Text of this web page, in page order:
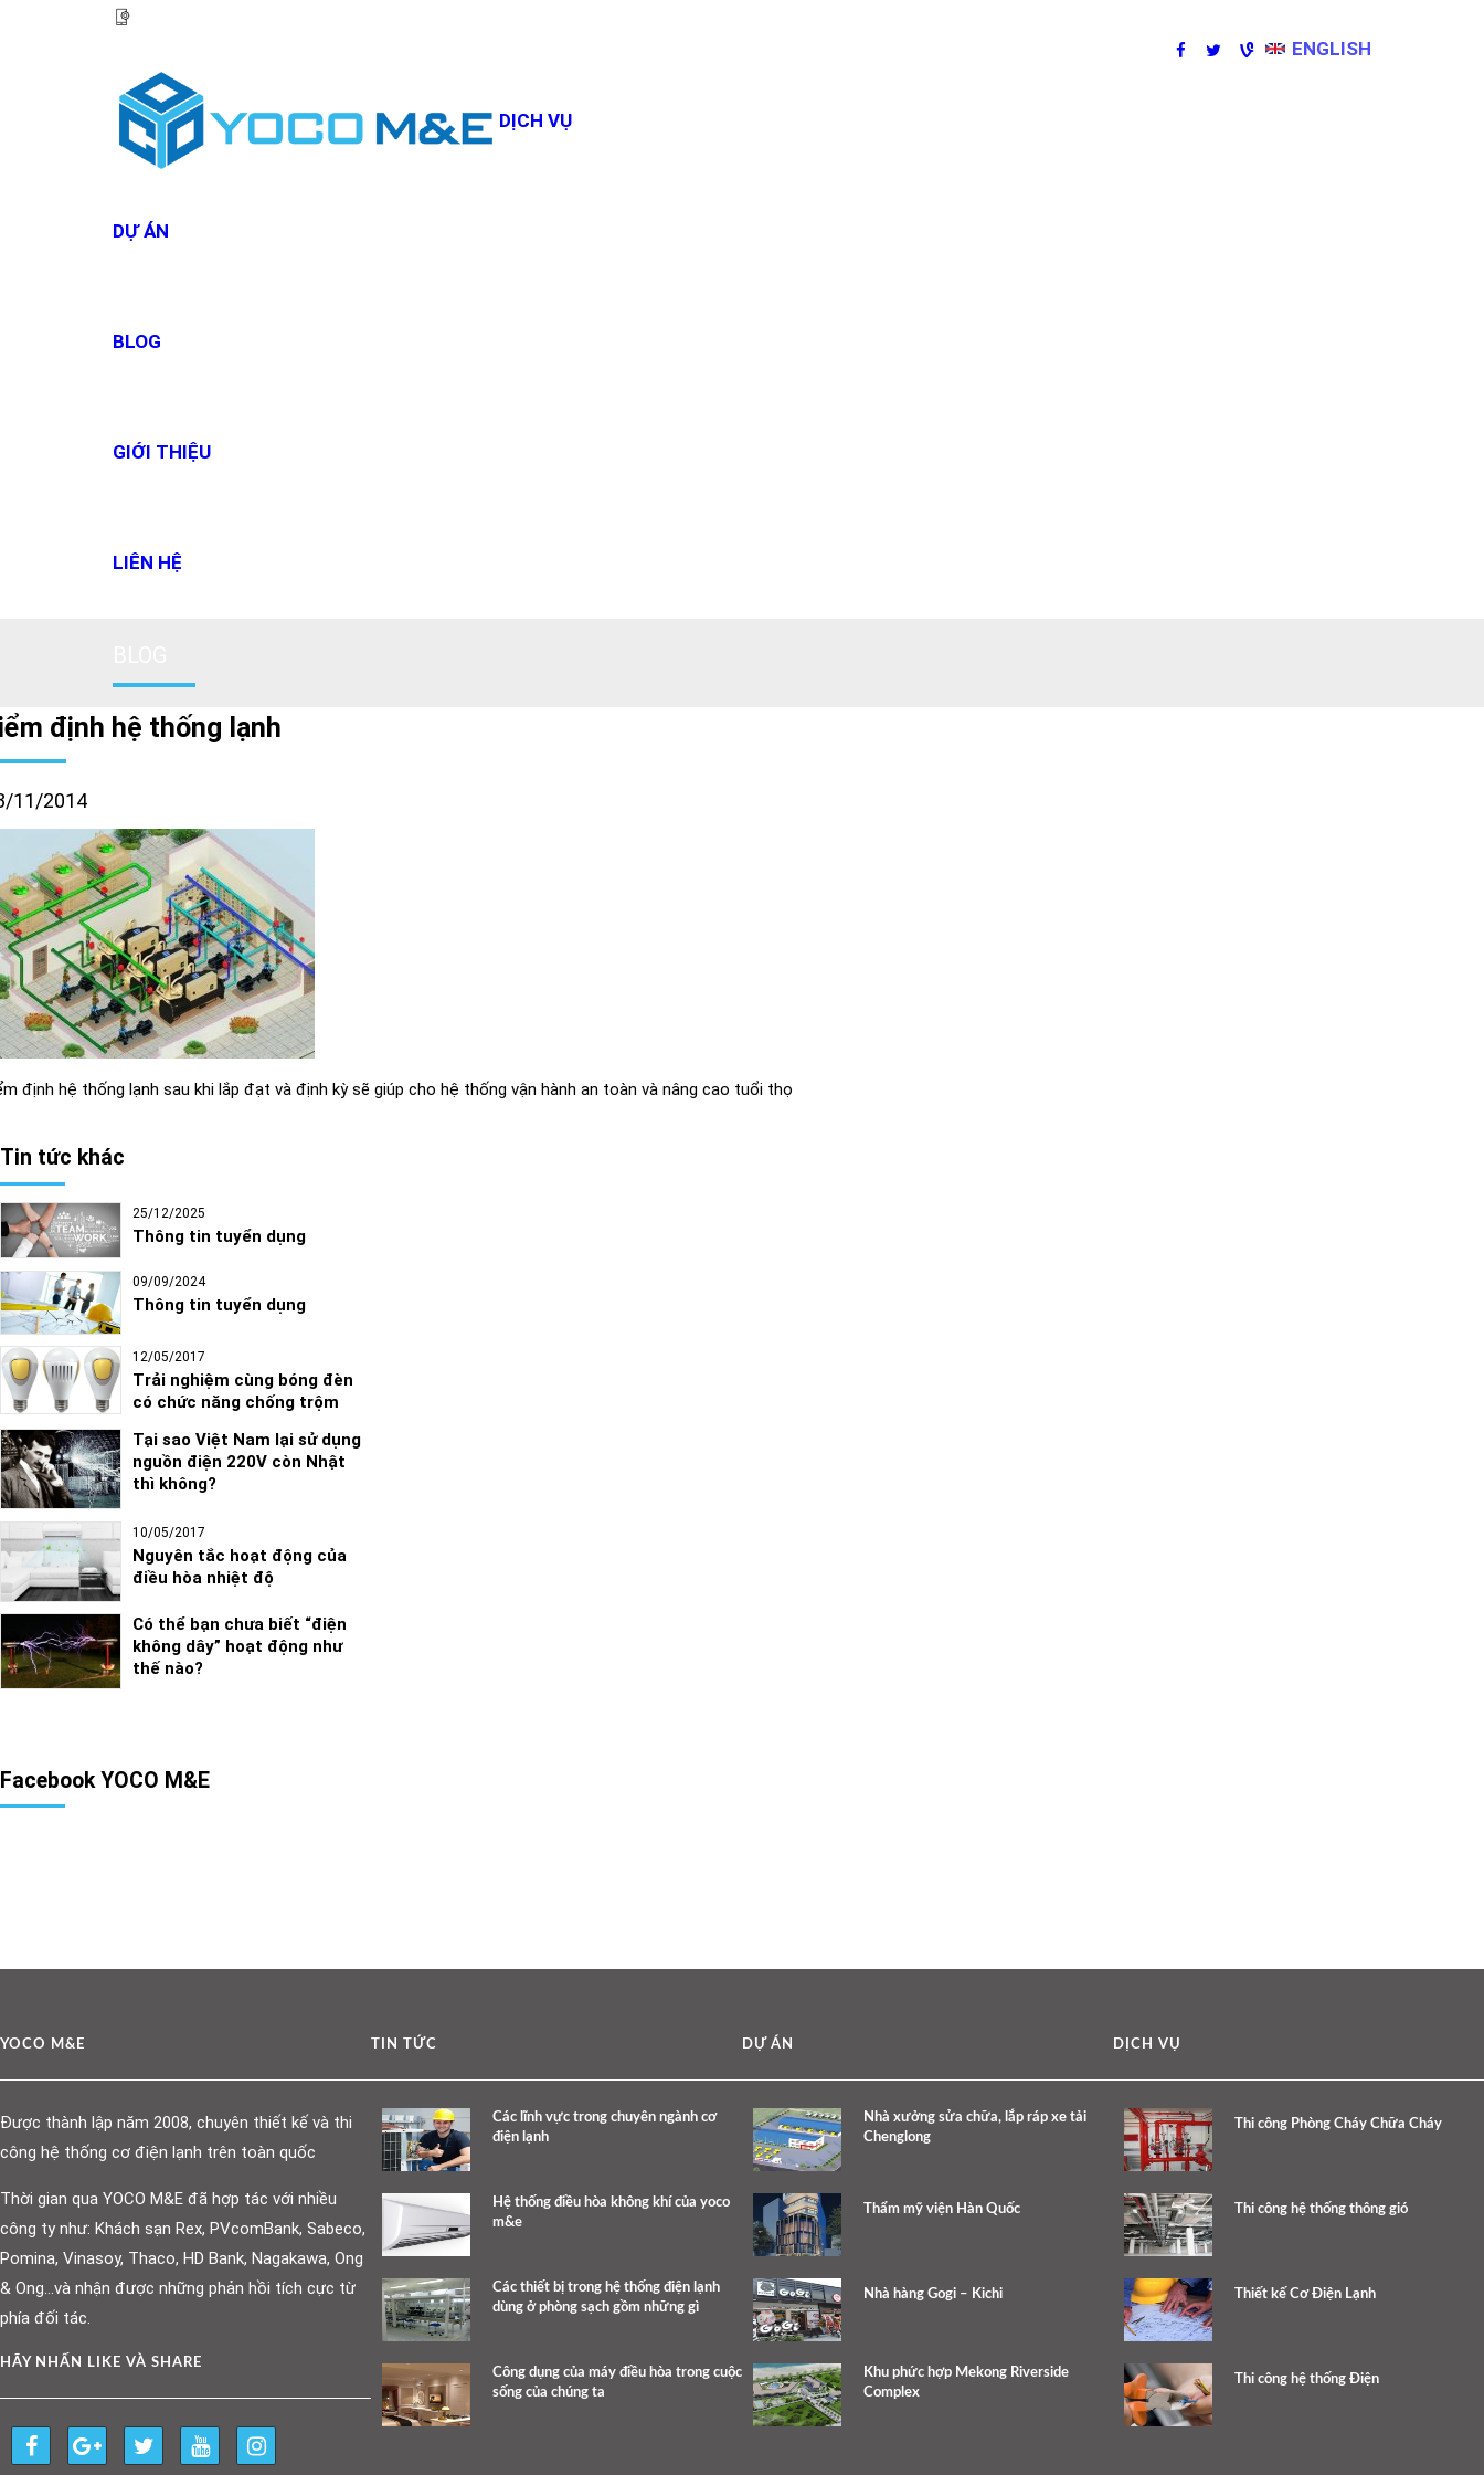
ENGLISH
DỊCH VỤ
DỰ ÁN
BLOG
GIỚI THIỆU
LIÊN HỆ
định hệ thống lạnh
11/2014
định hệ thống lạnh sau khi lắp đạt và định kỳ sẽ giúp cho hệ thống vận hành an toàn và nâng cao tuổi thọ
Tin tức khác
25/12/2025
Thông tin tuyển dụng
09/09/2024
Thông tin tuyển dụng
12/05/2017
Trải nghiệm cùng bóng đèn
có chức năng chống trộm
Tại sao Việt Nam lại sử dụng
nguồn điện 220V còn Nhật
thì không?
10/05/2017
Nguyên tắc hoạt động của
điều hòa nhiệt độ
Có thể bạn chưa biết “điện
không dây” hoạt động như
thế nào?
Facebook YOCO M&E
YOCO M&E
Được thành lập năm 2008, chuyên thiết kế và thi
công hệ thống cơ điện lạnh trên toàn quốc
Thời gian qua YOCO M&E đã hợp tác với nhiều
công ty như: Khách sạn Rex, PVcomBank, Sabeco,
Pomina, Vinasoy, Thaco, HD Bank, Nagakawa, Ong
& Ong…và nhận được những phản hồi tích cực từ
phía đối tác.
HÃY NHẤN LIKE VÀ SHARE
TIN TỨC
Các lĩnh vực trong chuyên ngành cơ
điện lạnh
Hệ thống điều hòa không khí của yoco
m&e
Các thiết bị trong hệ thống điện lạnh
dùng ở phòng sạch gồm những gì
Công dụng của máy điều hòa trong cuộc
sống của chúng ta
DỰ ÁN
Nhà xưởng sửa chữa, lắp ráp xe tải
Chenglong
Thẩm mỹ viện Hàn Quốc
Nhà hàng Gogi – Kichi
Khu phức hợp Mekong Riverside
Complex
DỊCH VỤ
Thi công Phòng Cháy Chữa Cháy
Thi công hệ thống thông gió
Thiết kế Cơ Điện Lạnh
Thi công hệ thống Điện